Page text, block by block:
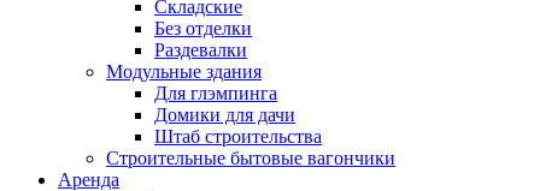
Складские
Без отделки
Раздевалки
Модульные здания
Для глэмпинга
Домики для дачи
Штаб строительства
Строительные бытовые вагончики
Аренда